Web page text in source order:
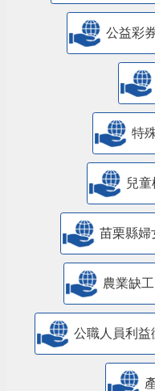
公益彩
特
兒
苗栗縣婦
農業缺工
公職人員利益